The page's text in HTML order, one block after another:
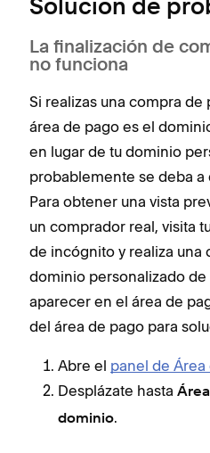
Solución de
La finalización de
no funciona
Si realizas una compra
área de pago es el
en lugar de tu dominio
probablemente se deba a
Para obtener una vista
un comprador real, visita
de incógnito y realiza una
dominio personalizado de
aparecer en el área de
del área de pago para
Abre el panel de
Desplázate hasta
dominio.